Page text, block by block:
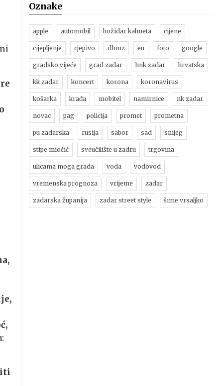
Oznake
apple automobil božidar kalmeta cijene
cijepljenje cjepivo dhmz eu foto google
gradsko vijeće grad zadar hnk zadar hrvatska
kk zadar koncert korona koronavirus
košarka krađa mobitel namirnice nk zadar
novac pag policija promet prometna
pu zadarska rusija sabor sad snijeg
stipe miočić sveučilište u zadru trgovina
ulicama moga grada voda vodovod
vremenska prognoza vrijeme zadar
zadarska županija zadar street style šime vrsaljko